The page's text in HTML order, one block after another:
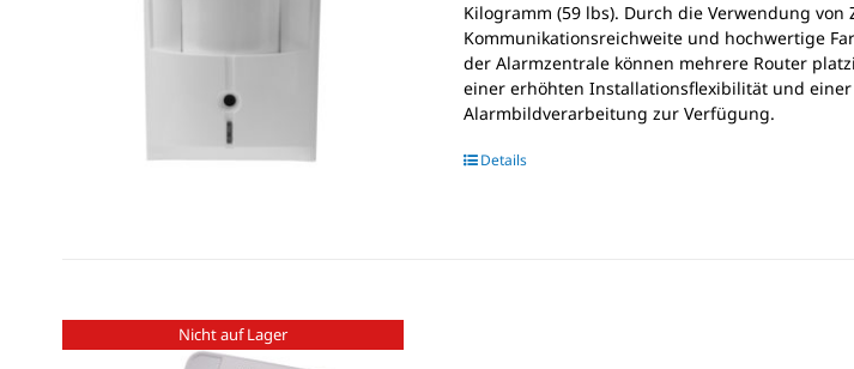
Kilogramm (59 lbs). Durch die Verwendung
Kommunikationsreichweite und hochwertige
der Alarmzentrale können mehrere Router
einer erhöhten Installationsflexibilität und
Alarmbildverarbeitung zur Verfügung.
Details
Nicht auf Lager